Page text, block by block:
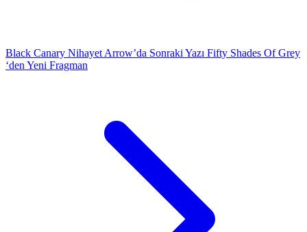
Black Canary Nihayet Arrow’da Sonraki Yazı Fifty Shades Of Grey
‘den Yeni Fragman